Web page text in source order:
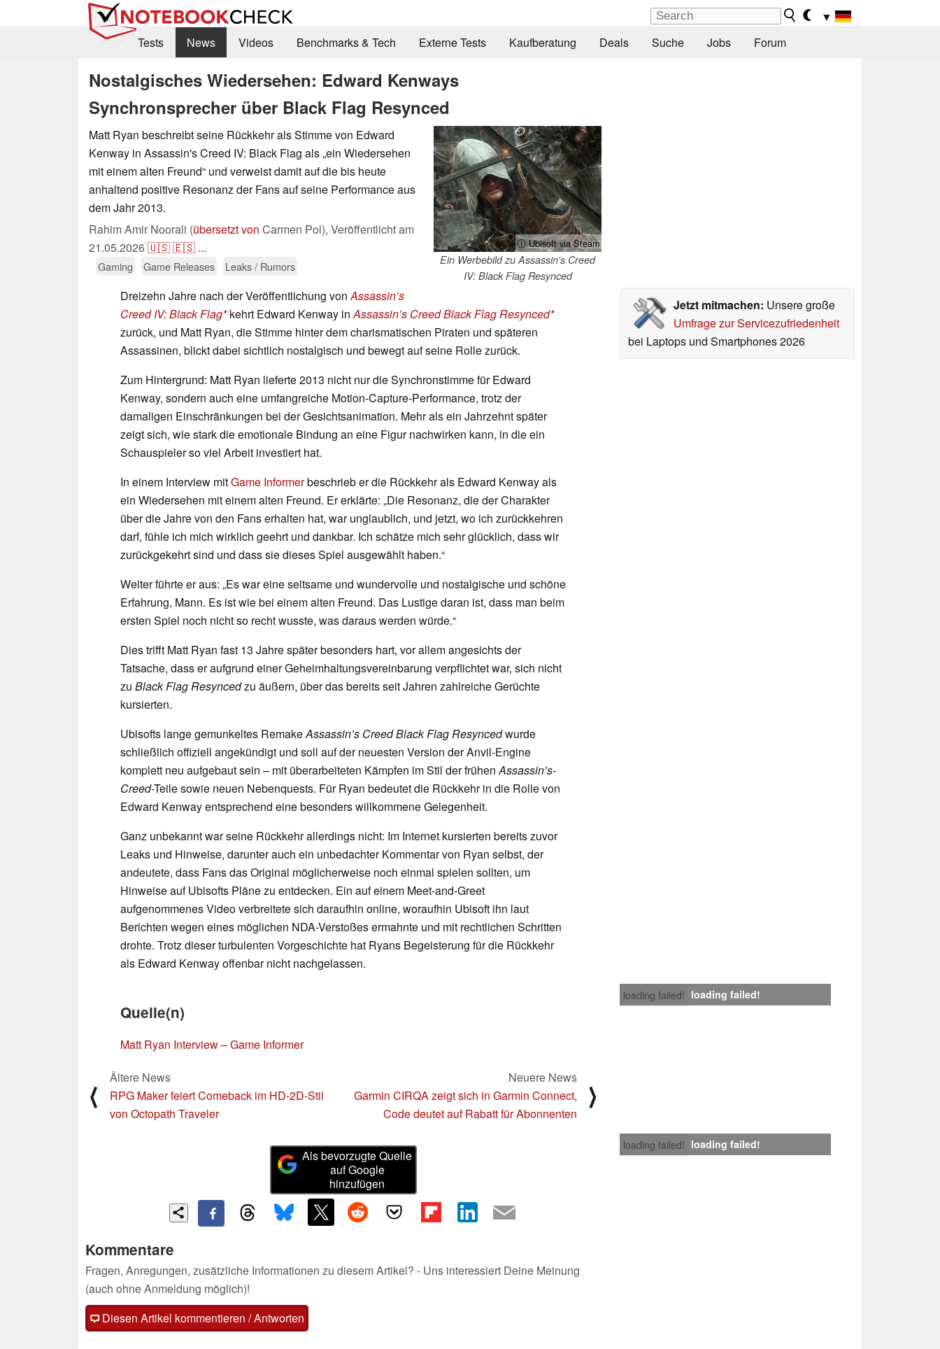
▼
Tests
News Videos Benchmarks & Tech Externe Tests Kaufberatung Deals Suche Jobs Forum
Nostalgisches Wiedersehen: Edward Kenways
Synchronsprecher über Black Flag Resynced
ⓘ Ubisoft via Steam
Ein Werbebild zu Assassin's Creed
IV: Black Flag Resynced
Matt Ryan beschreibt seine Rückkehr als Stimme von Edward
Kenway in Assassin's Creed IV: Black Flag als „ein Wiedersehen
mit einem alten Freund“ und verweist damit auf die bis heute
anhaltend positive Resonanz der Fans auf seine Performance aus
dem Jahr 2013.
Rahim Amir Noorali (übersetzt von Carmen Pol), Veröffentlicht am
21.05.2026🇺🇸🇪🇸 ...
Gaming Game Releases Leaks / Rumors
Jetzt mitmachen: Unsere große
Umfrage zur Servicezufriedenheit
bei Laptops und Smartphones 2026
Dreizehn Jahre nach der Veröffentlichung vonAssassin’s
Creed IV: Black Flag kehrt Edward Kenway inAssassin’s Creed Black Flag Resynced
zurück, und Matt Ryan, die Stimme hinter dem charismatischen Piraten und späteren
Assassinen, blickt dabei sichtlich nostalgisch und bewegt auf seine Rolle zurück.
Zum Hintergrund: Matt Ryan lieferte 2013 nicht nur die Synchronstimme für Edward
Kenway, sondern auch eine umfangreiche Motion-Capture-Performance, trotz der
damaligen Einschränkungen bei der Gesichtsanimation. Mehr als ein Jahrzehnt später
zeigt sich, wie stark die emotionale Bindung an eine Figur nachwirken kann, in die ein
Schauspieler so viel Arbeit investiert hat.
In einem Interview mitGame Informerbeschrieb er die Rückkehr als Edward Kenway als
ein Wiedersehen mit einem alten Freund. Er erklärte: „Die Resonanz, die der Charakter
über die Jahre von den Fans erhalten hat, war unglaublich, und jetzt, wo ich zurückkehren
darf, fühle ich mich wirklich geehrt und dankbar. Ich schätze mich sehr glücklich, dass wir
zurückgekehrt sind und dass sie dieses Spiel ausgewählt haben.“
Weiter führte er aus: „Es war eine seltsame und wundervolle und nostalgische und schöne
Erfahrung, Mann. Es ist wie bei einem alten Freund. Das Lustige daran ist, dass man beim
ersten Spiel noch nicht so recht wusste, was daraus werden würde.“
Dies trifft Matt Ryan fast 13 Jahre später besonders hart, vor allem angesichts der
Tatsache, dass er aufgrund einer Geheimhaltungsvereinbarung verpflichtet war, sich nicht
zu Black Flag Resyncedzu äußern, über das bereits seit Jahren zahlreiche Gerüchte
kursierten.
Ubisofts lange gemunkeltes RemakeAssassin’s Creed Black Flag Resyncedwurde
schließlich offiziell angekündigt und soll auf der neuesten Version der Anvil-Engine
komplett neu aufgebaut sein – mit überarbeiteten Kämpfen im Stil der frühenAssassin’s-
Creed-Teile sowie neuen Nebenquests. Für Ryan bedeutet die Rückkehr in die Rolle von
Edward Kenway entsprechend eine besonders willkommene Gelegenheit.
Ganz unbekannt war seine Rückkehr allerdings nicht: Im Internet kursierten bereits zuvor
Leaks und Hinweise, darunter auch ein unbedachter Kommentar von Ryan selbst, der
andeutete, dass Fans das Original möglicherweise noch einmal spielen sollten, um
Hinweise auf Ubisofts Pläne zu entdecken. Ein auf einem Meet-and-Greet
aufgenommenes Video verbreitete sich daraufhin online, woraufhin Ubisoft ihn laut
Berichten wegen eines möglichen NDA-Verstoßes ermahnte und mit rechtlichen Schritten
drohte. Trotz dieser turbulenten Vorgeschichte hat Ryans Begeisterung für die Rückkehr
als Edward Kenway offenbar nicht nachgelassen.
loading failed! loading failed!
Quelle(n)
Matt Ryan Interview – Game Informer
⟨
Ältere News
RPG Maker feiert Comeback im HD-2D-Stil
von Octopath Traveler
Neuere News
Garmin CIRQA zeigt sich in Garmin Connect,
Code deutet auf Rabatt für Abonnenten
⟩
loading failed! loading failed!
Als bevorzugte Quelle
auf Google
hinzufügen
Kommentare
Fragen, Anregungen, zusätzliche Informationen zu diesem Artikel? - Uns interessiert Deine Meinung
(auch ohne Anmeldung möglich)!
Diesen Artikel kommentieren / Antworten